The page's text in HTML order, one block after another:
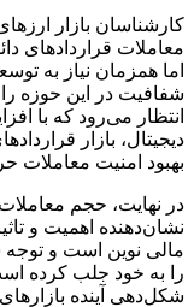
کارشناسان بازار
معاملات قراردادهای
اما همزمان نیاز به
شفافیت در این حوزه
انتظار می‌رود که با
دیجیتال، بازار
بهبود امنیت معاملات
نشان‌دهنده اهمیت و
مالی نوین است و توجه
را به خود جلب کرده
شکل‌دهی آینده بازارهای